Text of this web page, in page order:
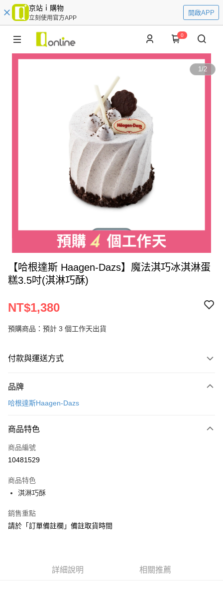
京站ｉ購物
立刻使用官方APP
開啟APP
0
1/2
【哈根達斯 Haagen-Dazs】魔法淇巧冰淇淋蛋
糕3.5吋(淇淋巧酥)
NT$1,380
預購商品：預計 3 個工作天出貨
付款與運送方式
信用卡一次付款
Apple Pay
街口支付
Google Pay
大哥付你分期
流程，驗證手機門號後，選擇欲分期的期數、繳款截止日，確認付款後即完
品牌
哈根達斯Haagen-Dazs
商品特色
商品編號
10481529
商品特色
淇淋巧酥
銷售重點
請於「訂單備註欄」備註取貨時間
詳細說明 相關推薦